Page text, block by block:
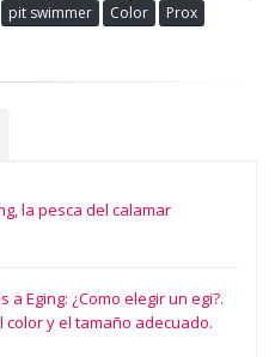
pit swimmer Color
Prox
la pesca del calamar
a Eging: ¿Como elegir un egi?.
color y el tamaño adecuado.